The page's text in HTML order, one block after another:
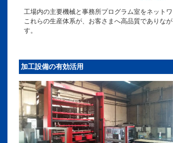
工場内の主要機械と事務所プログラム室をネット
これらの生産体系が、お客さまへ高品質でありな
す。
加工設備の有効活用